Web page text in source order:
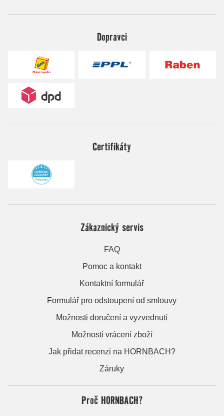
Dopravci
Certifikáty
Zákaznický servis
FAQ
Pomoc a kontakt
Kontaktní formulář
Formulář pro odstoupení od smlouvy
Možnosti doručení a vyzvednutí
Možnosti vrácení zboží
Jak přidat recenzi na HORNBACH?
Záruky
Proč HORNBACH?